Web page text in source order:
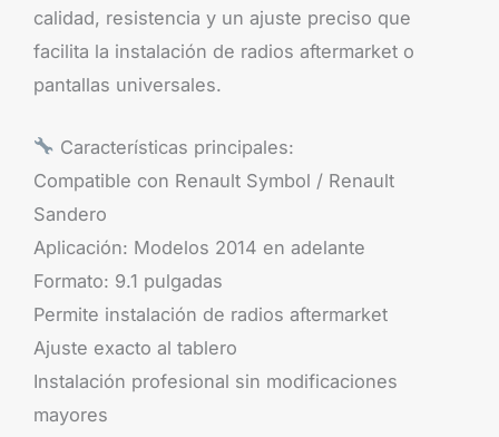
calidad, resistencia y un ajuste preciso que
facilita la instalación de radios aftermarket o
pantallas universales.
Características principales:
Compatible con Renault Symbol / Renault
Sandero
Aplicación: Modelos 2014 en adelante
Formato: 9.1 pulgadas
Permite instalación de radios aftermarket
Ajuste exacto al tablero
Instalación profesional sin modificaciones
mayores